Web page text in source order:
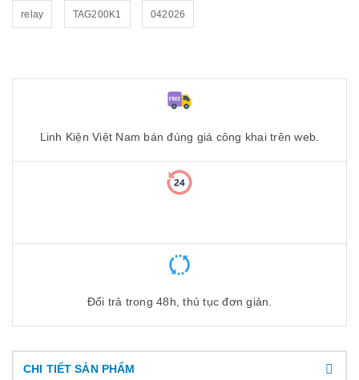
relay TAG200K1 042026